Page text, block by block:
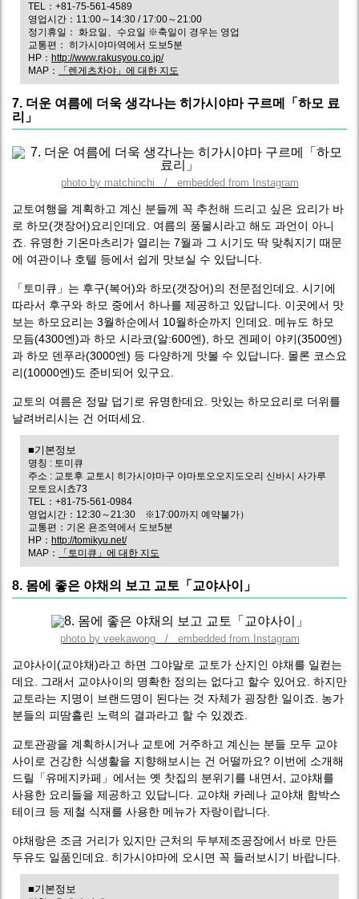
TEL：+81-75-561-4589
영업시간：11:00～14:30 / 17:00～21:00
정기휴일： 화요일、수요일 ※축일이 경우는 영업
교통편： 히가시야마역에서 도보5분
HP： http://www.rakusyou.co.jp/
MAP：
「렌게츠차야」에 대한 지도
7. 더운 여름에 더욱 생각나는 히가시야마 구르메「하모 료
리」
photo by matchinchi / embedded from Instagram
교토여행을 계획하고 계신 분들께 꼭 추천해 드리고 싶은 요리가 바
로 하모(갯장어)요리인데요. 여름의 풍물시라고 해도 과언이 아니
죠. 유명한 기온마츠리가 열리는 7월과 그 시기도 딱 맞춰지기 때문
에 여관이나 호텔 등에서 쉽게 맛보실 수 있답니다.
「토미큐」는 후구(복어)와 하모(갯장어)의 전문점인데요. 시기에
따라서 후구와 하모 중에서 하나를 제공하고 있답니다. 이곳에서 맛
보는 하모요리는 3월하순에서 10월하순까지 인데요. 메뉴도 하모
모듬(4300엔)과 하모 시라코(알:600엔), 하모 겐페이 야키(3500엔)
과 하모 덴푸라(3000엔) 등 다양하게 맛볼 수 있답니다. 몰론 코스요
리(10000엔)도 준비되어 있구요.
교토의 여름은 정말 덥기로 유명한데요. 맛있는 하모요리로 더위를
날려버리시는 건 어떠세요.
■기본정보
명칭 : 토미큐
주소 : 교토후 교토시 히가시야마구 야마토오오지도오리 신바시 사가루
모토요시쵸73
TEL：+81-75-561-0984
영업시간：12:30～21:30 ※17:00까지 예약불가）
교통편：기온 욘조역에서 도보5분
HP： http://tomikyu.net/
MAP：
「토미큐」에 대한 지도
8. 몸에 좋은 야채의 보고 교토「교야사이」
photo by veekawong / embedded from Instagram
교야사이(교야채)라고 하면 그야말로 교토가 산지인 야채를 일컫는
데요. 그래서 교야사이의 명확한 정의는 없다고 할수 있어요. 하지만
교토라는 지명이 브랜드명이 된다는 것 자체가 굉장한 일이죠. 농가
분들의 피땀흘린 노력의 결과라고 할 수 있겠죠.
교토관광을 계획하시거나 교토에 거주하고 계신는 분들 모두 교야
사이로 건강한 식생활을 지향해보시는 건 어떨까요? 이번에 소개해
드릴「유메지카페」에서는 옛 찻집의 분위기를 내면서, 교야채를
사용한 요리들을 제공하고 있답니다. 교야채 카레나 교야채 함박스
테이크 등 제철 식재를 사용한 메뉴가 자랑이랍니다.
야채랑은 조금 거리가 있지만 근처의 두부제조공장에서 바로 만든
두유도 일품인데요. 히가시야마에 오시면 꼭 들러보시기 바랍니다.
■기본정보